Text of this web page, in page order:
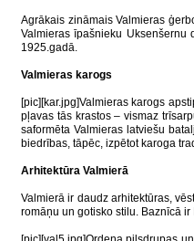
Agrākais zināmais Valmieras
Valmieras īpašnieku
1925.gadā.
Valmieras karogs
[pic][kar.jpg]Valmieras karogs
pļavas tās krastos – vismaz
saformēta Valmieras latviešu
biedrības, tāpēc, izpētot karoga
Arhitektūra Valmierā
Valmierā ir daudz arhitektūras,
romāņu un gotisko stilu. Baznīcā